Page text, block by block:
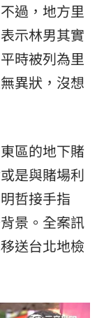
過，地方里
示林男其實
時被列為里
異狀，沒想
區的地下賭
是與賭場利
哲接手指
景。全案訊
送台北地檢